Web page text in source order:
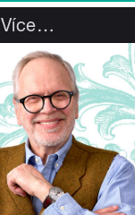
Více…